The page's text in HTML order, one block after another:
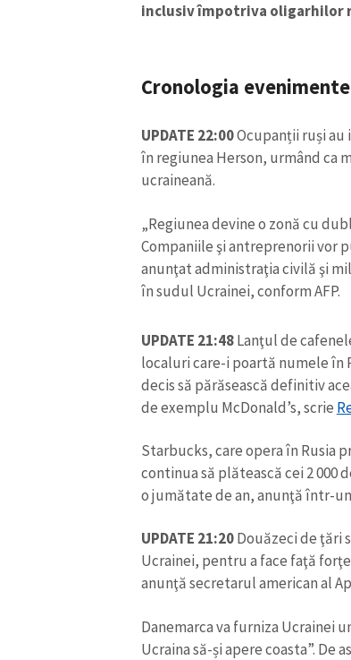
inclusiv împotriva oligarhilor
Cronologia
UPDATE 22:00Ocupanții ruși au
în regiunea Herson, urmând ca
ucraineană.
„Regiunea devine o zonă cu
Companiile şi antreprenorii vor
anunţat administraţia civilă şi
în sudul Ucrainei, conform AFP.
UPDATE 21:48Lanţul de
localuri care-i poartă numele în
decis să părăsească definitiv
de exemplu McDonald’s, scrie
Starbucks, care opera în Rusia
continua să plătească cei 2 000
o jumătate de an, anunţă într-
UPDATE 21:20Douăzeci de ţări
Ucrainei, pentru a face faţă
anunţă secretarul american al
Danemarca va furniza Ucrainei
Ucraina să-și apere coasta”. De
ȘTIREA MEA
Titlu știre
Fotografie